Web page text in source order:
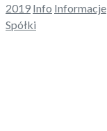
2019 Info Informacje
Spółki